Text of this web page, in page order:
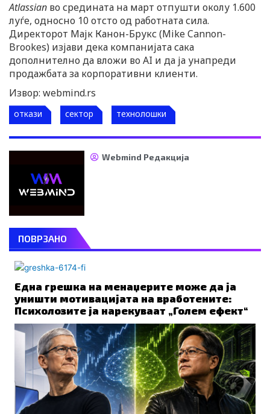
Atlassian во средината на март отпушти околу 1.600
луѓе, односно 10 отсто од работната сила.
Директорот Мајк Канон-Брукс (Mike Cannon-
Brookes) изјави дека компанијата сака
дополнително да вложи во AI и да ја унапреди
продажбата за корпоративни клиенти.
Извор: webmind.rs
откази сектор технолошки
Webmind Редакција
ПОВРЗАНО
Една грешка на менаџерите може да ја
уништи мотивацијата на вработените:
Психолозите ја нарекуваат „Голем ефект“